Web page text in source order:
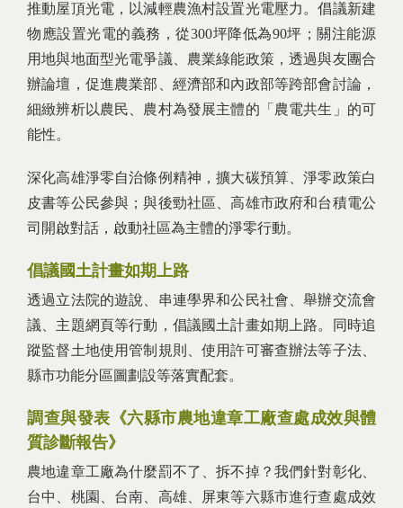
推動屋頂光電，以減輕農漁村設置光電壓力。倡議新建
物應設置光電的義務，從300坪降低為90坪；關注能源
用地與地面型光電爭議、農業綠能政策，透過與友團合
辦論壇，促進農業部、經濟部和內政部等跨部會討論，
細緻辨析以農民、農村為發展主體的「農電共生」的可
能性。
深化高雄淨零自治條例精神，擴大碳預算、淨零政策白
皮書等公民參與；與後勁社區、高雄市政府和台積電公
司開啟對話，啟動社區為主體的淨零行動。
倡議國土計畫如期上路
透過立法院的遊說、串連學界和公民社會、舉辦交流會
議、主題網頁等行動，倡議國土計畫如期上路。同時追
蹤監督土地使用管制規則、使用許可審查辦法等子法、
縣市功能分區圖劃設等落實配套。
調查與發表《六縣市農地違章工廠查處成效與體
質診斷報告》
農地違章工廠為什麼罰不了、拆不掉？我們針對彰化、
台中、桃園、台南、高雄、屏東等六縣市進行查處成效